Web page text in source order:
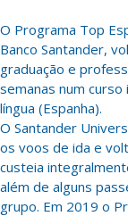
O Programa Top
Banco Santander,
graduação e
semanas num
língua (Espanha).
O Santander
os voos de ida e
custeia
além de alguns
grupo. Em 2019 o